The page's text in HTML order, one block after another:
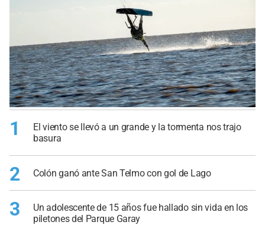
1
El viento se llevó a un grande y la tormenta nos trajo
basura
2 Colón ganó ante San Telmo con gol de Lago
3
Un adolescente de 15 años fue hallado sin vida en los
piletones del Parque Garay